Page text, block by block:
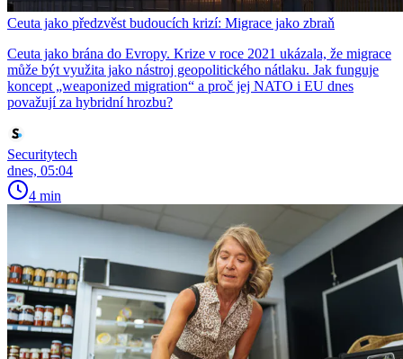
Ceuta jako předzvěst budoucích krizí: Migrace jako zbraň
Ceuta jako brána do Evropy. Krize v roce 2021 ukázala, že migrace
může být využita jako nástroj geopolitického nátlaku. Jak funguje
koncept „weaponized migration“ a proč jej NATO i EU dnes
považují za hybridní hrozbu?
Securitytech
dnes, 05:04
4 min